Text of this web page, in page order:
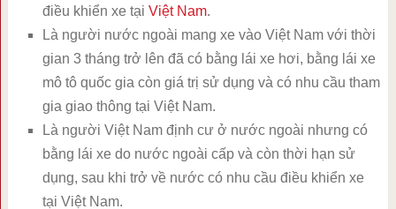
điều khiển xe tại Việt Nam.
Là người nước ngoài mang xe vào Việt Nam với thời
gian 3 tháng trở lên đã có bằng lái xe hơi, bằng lái xe
mô tô quốc gia còn giá trị sử dụng và có nhu cầu tham
gia giao thông tại Việt Nam.
Là người Việt Nam định cư ở nước ngoài nhưng có
bằng lái xe do nước ngoài cấp và còn thời hạn sử
dụng, sau khi trở về nước có nhu cầu điều khiển xe
tại Việt Nam.